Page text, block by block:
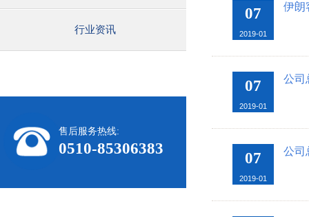
行业资讯
07
2019-01
伊朗
07
2019-01
公司
07
2019-01
公司
售后服务热线:
0510-85306383